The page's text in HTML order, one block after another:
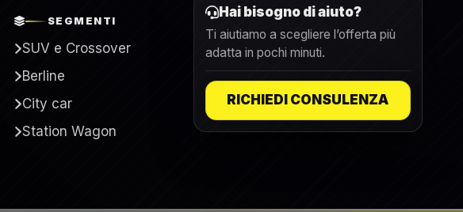
SEGMENTI
SUV e Crossover
Berline
City car
Station Wagon
Hai bisogno di aiuto?
Ti aiutiamo a scegliere l’offerta più
adatta in pochi minuti.
RICHIEDI CONSULENZA